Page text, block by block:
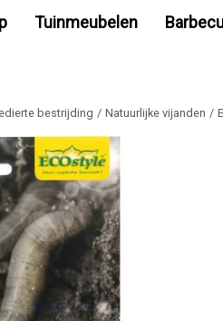
bestrijding Natuurlijke vijanden
Tuinmeubelen